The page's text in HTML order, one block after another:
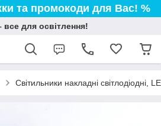
та промокоди для Вас! %
все для освітлення!
Світильники накладні світлодіодні,